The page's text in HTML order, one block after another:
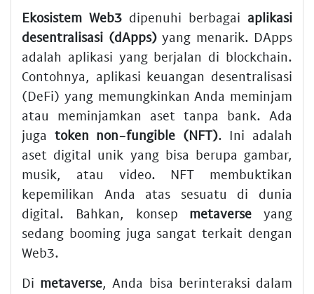
Ekosistem Web3 dipenuhi berbagai aplikasi
desentralisasi (dApps)yang menarik. DApps
adalah aplikasi yang berjalan di blockchain.
Contohnya, aplikasi keuangan desentralisasi
(DeFi) yang memungkinkan Anda meminjam
atau meminjamkan aset tanpa bank. Ada
juga token non-fungible (NFT). Ini adalah
aset digital unik yang bisa berupa gambar,
musik, atau video. NFT membuktikan
kepemilikan Anda atas sesuatu di dunia
digital. Bahkan, konsep metaverse yang
sedang booming juga sangat terkait dengan
Web3.
Di metaverse, Anda bisa berinteraksi dalam